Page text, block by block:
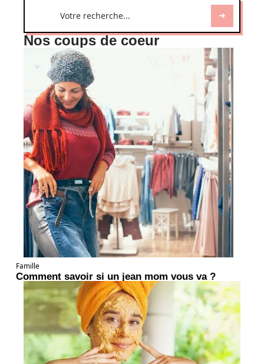
Nos coups de coeur
Famille
Comment savoir si un jean mom vous va ?